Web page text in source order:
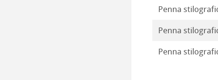
Penna
Penna
Penna